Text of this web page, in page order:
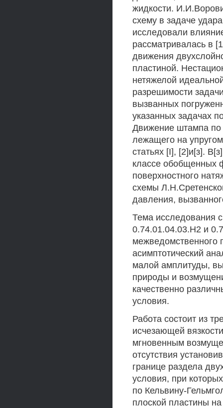
жидкости.
схему в задаче
исследовали
рассматривалась в
движения
пластиной.
нетяжелой
разрешимости
вызванных
указанных задачах
Движение штампа по
лежащего на
статьях [I], [2]и[з].
классе обобщенных
поверхностного
схемы
давления,
Тема исследования
0.74.01.04.03.Н2 и
межведомственного
асимптотический
малой амплитуды,
природы и
качественно
условия.
Работа состоит из
исчезающей
мгновенным
отсутствия
границе раздела
условия, при
по Кельвину-
плоской пластины